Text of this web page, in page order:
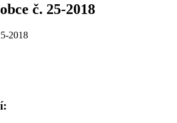
č. 25-2018
2018